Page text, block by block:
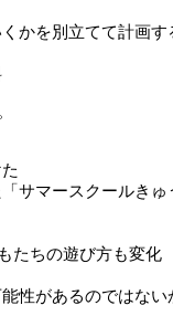
かを別立てて計画す
サマースクールき
たちの遊び方も変化
性があるのではない